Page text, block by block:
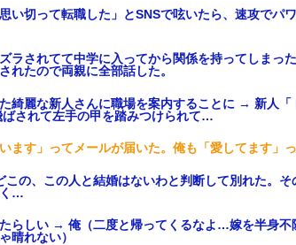
い切って転職した」とSNSで呟いたら、速攻でパ
ラされてて中学に入ってから関係を持ってしまっ
れたので両親に全部話した。
た綺麗な新人さんに職場を案内することに → 新人「
ばされて左手の甲を踏みつけられて…
ます」ってメールが届いた。俺も「愛してます」
この、この人と結婚はないわと判断して別れた。そ
く…
らしい → 俺（二度と帰ってくるなよ…嫁を半身不
晴れない）